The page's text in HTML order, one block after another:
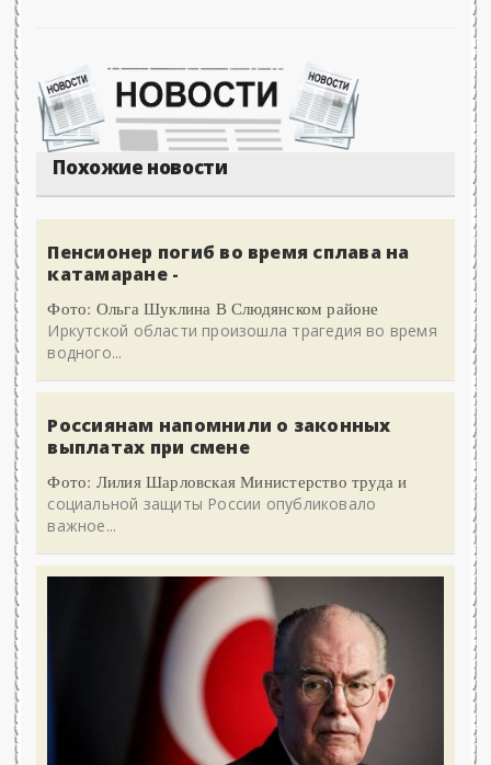
Похожие новости
Пенсионер погиб во время сплава на
катамаране -
Фото: Ольга Шуклина В Слюдянском районе
Иркутской области произошла трагедия во время
водного...
Россиянам напомнили о законных
выплатах при смене
Фото: Лилия Шарловская Министерство труда и
социальной защиты России опубликовало
важное...